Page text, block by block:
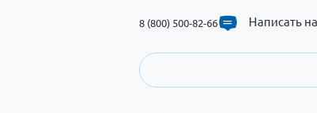
8 (800) 500-82-66 Написать